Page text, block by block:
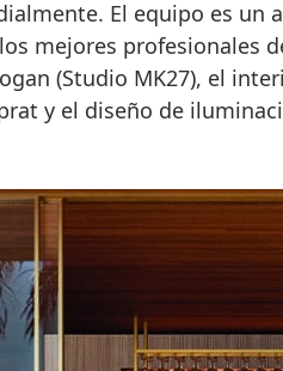
El equipo es un
mejores profesionales
(Studio MK27), el
y el diseño de